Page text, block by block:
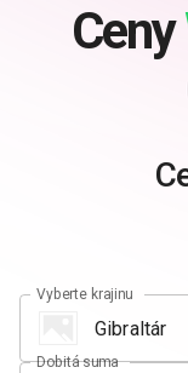
Ceny
Vyberte krajinu
Dobitá suma